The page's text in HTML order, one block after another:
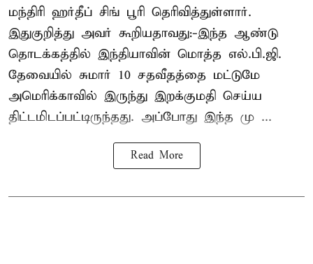
மந்திரி ஹர்தீப் சிங் பூரி தெரிவித்துள்ளார்.
இதுகுறித்து அவர் கூறியதாவது:-இந்த ஆண்டு
தொடக்கத்தில் இந்தியாவின் மொத்த எல்.பி.ஜி.
தேவையில் சுமார் 10 சதவீதத்தை மட்டுமே
அமெரிக்காவில் இருந்து இறக்குமதி செய்ய
திட்டமிடப்பட்டிருந்தது. அப்போது இந்த மு ...
Read More